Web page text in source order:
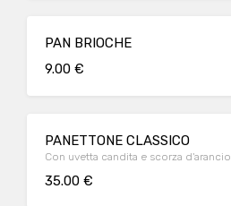
PAN BRIOCHE
9.00 €
PANETTONE CLASSICO
Con uvetta candita e scorza d'arancio
35.00 €